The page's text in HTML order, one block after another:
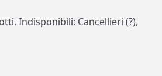
Indisponibili: Cancellieri (?),